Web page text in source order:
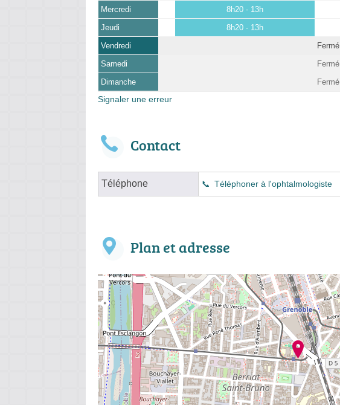
Mercredi 8h20 - 13h
Jeudi 8h20 - 13h
Vendredi Fermé
Samedi Fermé
Dimanche Fermé
Signaler une erreur
Contact
Téléphone Téléphoner à l'ophtalmologiste
Plan et adresse